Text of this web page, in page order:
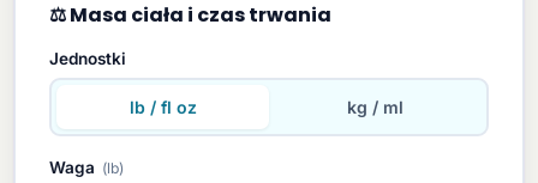
⚖️ Masa ciała i czas trwania
Jednostki
lb / fl oz kg / ml
Waga (lb)